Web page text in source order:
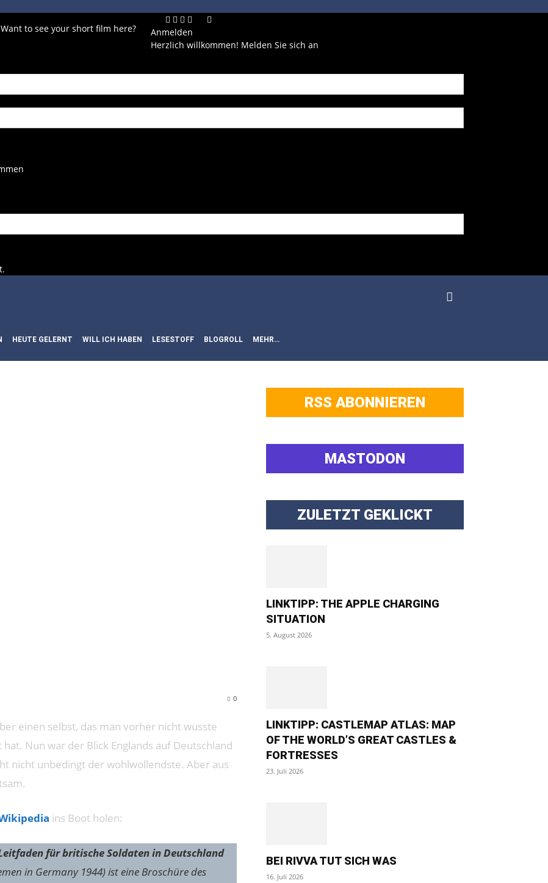
to see your short film here?
Anmelden
Herzlich willkommen! Melden Sie sich an
HEUTE GELERNT WILL ICH HABEN LESESTOFF BLOGROLL MEHR…
0
einen selbst, das man vorher nicht wusste
Nun war der Blick Englands auf Deutschland
nicht unbedingt der wohlwollendste. Aber aus
ins Boot holen:
für britische Soldaten in Deutschland
in Germany 1944) ist eine Broschüre des
RSS ABONNIEREN
MASTODON
ZULETZT GEKLICKT
LINKTIPP: THE APPLE CHARGING
SITUATION
5. August 2026
LINKTIPP: CASTLEMAP ATLAS: MAP
OF THE WORLD’S GREAT CASTLES &
FORTRESSES
23. Juli 2026
BEI RIVVA TUT SICH WAS
16. Juli 2026